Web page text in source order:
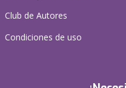
Club de Autores
Condiciones de uso